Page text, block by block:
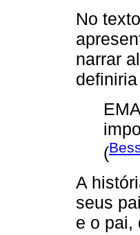
No
narrar
(
A
seus
e o pai,